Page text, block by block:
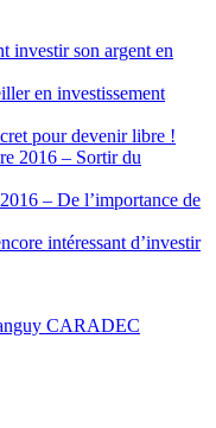
investir son argent en
en investissement
pour devenir libre !
2016 – Sortir du
– De l’importance de
intéressant d’investir
CARADEC